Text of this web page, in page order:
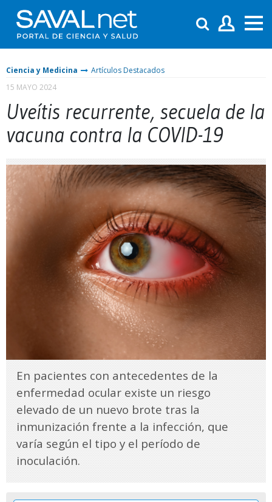
Ciencia y Medicina
Artículos Destacados
15 MAYO 2024
Uveítis recurrente, secuela de la
vacuna contra la COVID-19
En pacientes con antecedentes de la
enfermedad ocular existe un riesgo
elevado de un nuevo brote tras la
inmunización frente a la infección, que
varía según el tipo y el período de
inoculación.